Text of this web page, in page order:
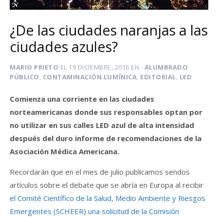
¿De las ciudades naranjas a las
ciudades azules?
MARIO PRIETO EL 19 DICIEMBRE, 2016 EN
ALUMBRADO
PÚBLICO, CONTAMINACIÓN LUMÍNICA, EDITORIAL, LED
Comienza una corriente en las ciudades
norteamericanas donde sus responsables optan por
no utilizar en sus calles LED azul de alta intensidad
después del duro informe de recomendaciones de la
Asociación Médica Americana.
Recordarán que en el mes de julio publicamos sendos
artículos sobre el debate que se abría en Europa al recibir
el Comité Científico de la Salud, Medio Ambiente y Riesgos
Emergentes (SCHEER) una solicitud de la Comisión